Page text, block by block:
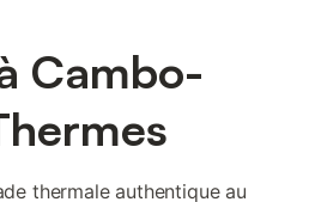
Cambo-
thermale authentique au